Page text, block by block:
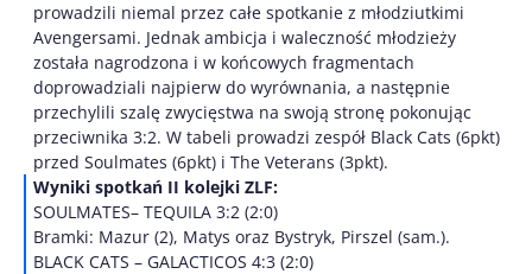
prowadzili niemal przez całe spotkanie z młodziutkimi
Avengersami. Jednak ambicja i waleczność młodzieży
została nagrodzona i w końcowych fragmentach
doprowadziali najpierw do wyrównania, a następnie
przechylili szalę zwycięstwa na swoją stronę pokonując
przeciwnika 3:2. W tabeli prowadzi zespół Black Cats (6pkt)
przed Soulmates (6pkt) i The Veterans (3pkt).
Wyniki spotkań II kolejki ZLF:
SOULMATES– TEQUILA 3:2 (2:0)
Bramki: Mazur (2), Matys oraz Bystryk, Pirszel (sam.).
BLACK CATS – GALACTICOS 4:3 (2:0)